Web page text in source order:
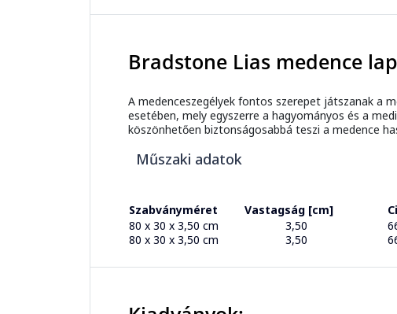
Bradstone Lias medence
A medenceszegélyek fontos szerepet játszanak a
esetében, mely egyszerre a hagyományos és a
köszönhetően biztonságosabbá teszi a medence
Műszaki adatok
Szabványméret Vastagság [cm]
80 x 30 x 3,50 cm
80 x 30 x 3,50 cm
3,50
3,50